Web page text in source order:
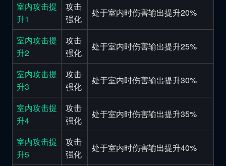
室内攻击提
升1
攻击
强化
处于室内时伤害输出提升20%
室内攻击提
升2
攻击
强化
处于室内时伤害输出提升25%
室内攻击提
升3
攻击
强化
处于室内时伤害输出提升30%
室内攻击提
升4
攻击
强化
处于室内时伤害输出提升35%
室内攻击提
升5
攻击
强化
处于室内时伤害输出提升40%